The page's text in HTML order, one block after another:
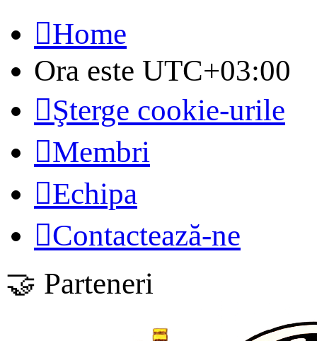
Home
Ora este UTC+03:00
Şterge cookie-urile
Membri
Echipa
Contactează-ne
🤝 Parteneri